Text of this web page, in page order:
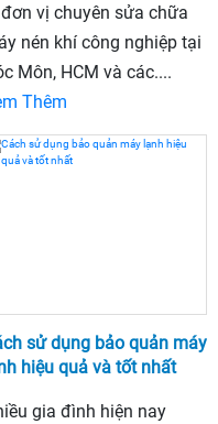
vị chuyên sửa chữa
nén khí công nghiệp tại
Môn, HCM và các....
Thêm
sử dụng bảo quản máy
hiệu quả và tốt nhất
gia đình hiện nay